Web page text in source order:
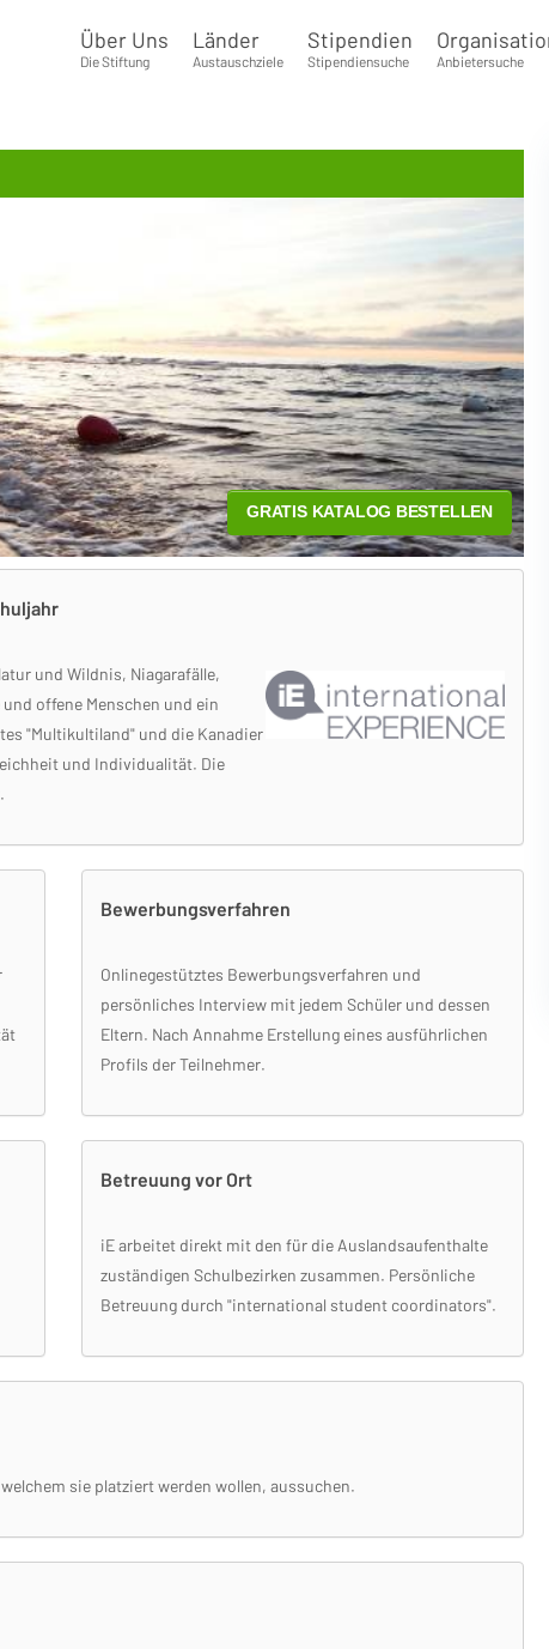
Über Uns
Die Stiftung
Länder
Austauschziele
Stipendien
Stipendiensuche Anbietersuche
und Wildnis, Niagarafälle,
offene Menschen und ein
"Multikultiland" und die Kanadier
und Individualität. Die
Bewerbungsverfahren
Onlinegestütztes Bewerbungsverfahren und
persönliches Interview mit jedem Schüler und dessen
Eltern. Nach Annahme Erstellung eines ausführlichen
Profils der Teilnehmer.
Betreuung vor Ort
iE arbeitet direkt mit den für die Auslandsaufenthalte
zuständigen Schulbezirken zusammen. Persönliche
Betreuung durch "international student coordinators".
sie platziert werden wollen, aussuchen.